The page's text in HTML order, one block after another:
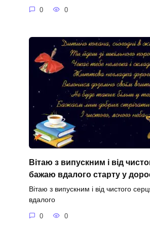
0 0
Вітаю з випускним і від
бажаю вдалого старту у
Вітаю з випускним і від чистого
вдалого
0 0